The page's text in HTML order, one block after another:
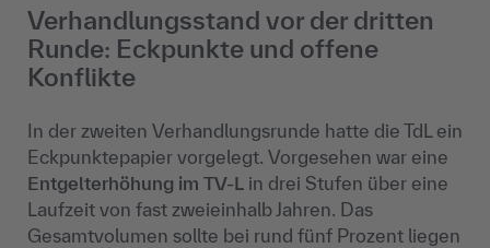
Verhandlungsstand vor der dritten
Runde: Eckpunkte und offene
Konflikte
In der zweiten Verhandlungsrunde hatte die TdL ein
Eckpunktepapier vorgelegt. Vorgesehen war eine
Entgelterhöhung im TV-L in drei Stufen über eine
Laufzeit von fast zweieinhalb Jahren. Das
Gesamtvolumen sollte bei rund fünf Prozent liegen